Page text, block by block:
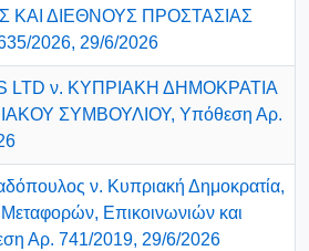
ΔΙΕΘΝΟΥΣ ΠΡΟΣΤΑΣΙΑΣ
2026, 29/6/2026
LTD ν. ΚΥΠΡΙΑΚΗ ΔΗΜΟΚΡΑΤΙΑ
ΣΥΜΒΟΥΛΙΟΥ, Υπόθεση Αρ.
ν. Κυπριακή Δημοκρατία,
Επικοινωνιών και
Αρ. 741/2019, 29/6/2026